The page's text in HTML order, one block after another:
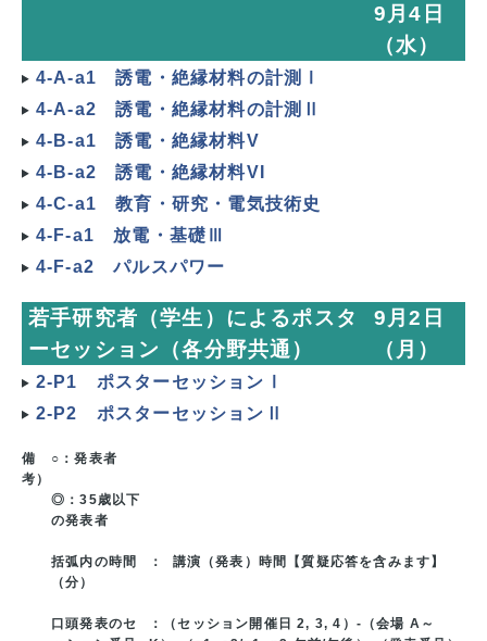
9月4日
（水）
4-A-a1 誘電・絶縁材料の計測Ⅰ
4-A-a2 誘電・絶縁材料の計測Ⅱ
4-B-a1 誘電・絶縁材料V
4-B-a2 誘電・絶縁材料VI
4-C-a1 教育・研究・電気技術史
4-F-a1 放電・基礎Ⅲ
4-F-a2 パルスパワー
若手研究者（学生）によるポスタ
ーセッション（各分野共通）
9月2日
（月）
2-P1 ポスターセッションⅠ
2-P2 ポスターセッションⅡ
備
考）
○：発表者
◎：35歳以下
の発表者
括弧内の時間
（分）
： 講演（発表）時間【質疑応答を含みます】
口頭発表のセ
：（セッション開催日 2, 3, 4）-（会場 A～